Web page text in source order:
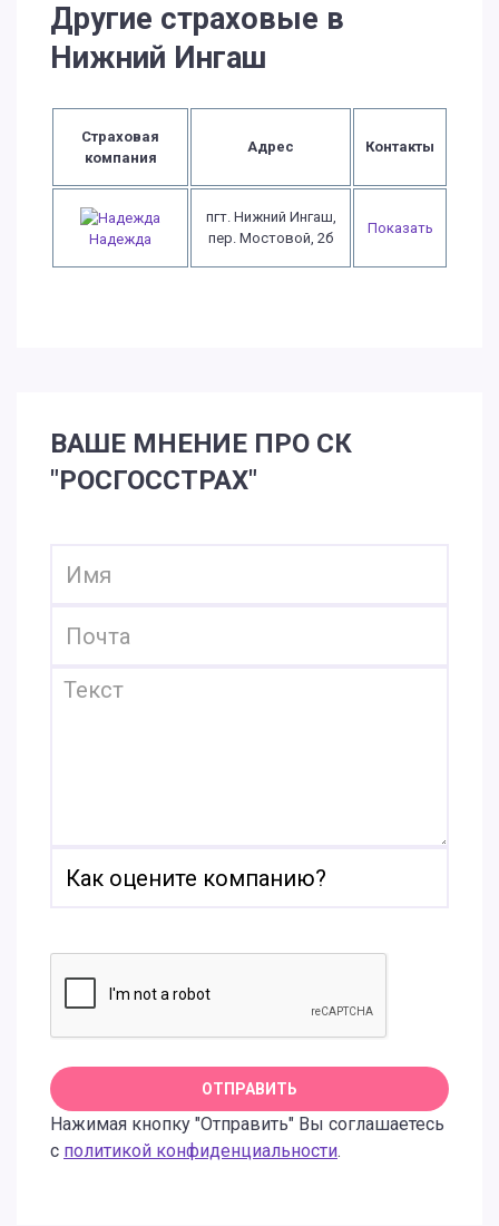
Другие страховые в
Нижний Ингаш
Страховая
компания
Адрес Контакты
Надежда
пгт. Нижний Ингаш,
пер. Мостовой, 2б
Показать
ВАШЕ МНЕНИЕ ПРО СК
"РОСГОССТРАХ"
Нажимая кнопку "Отправить" Вы соглашаетесь
с политикой конфиденциальности.